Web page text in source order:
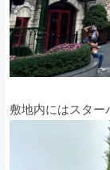
敷地内にはスター